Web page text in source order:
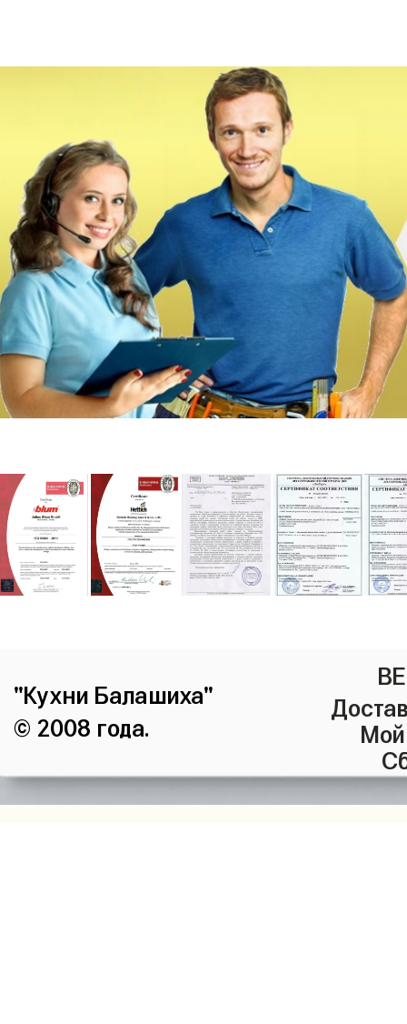
"Кухни Балашиха"
© 2008 года.